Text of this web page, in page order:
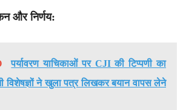
और निर्णय:
पर्यावरण याचिकाओं पर CJI की टिप्पणी का
विशेषज्ञों ने खुला पत्र लिखकर बयान वापस लेने